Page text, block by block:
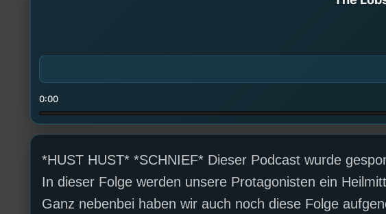
0:00
*HUST HUST* *SCHNIEF* Dieser Podcast wurde
In dieser Folge werden unsere Protagonisten ein
Ganz nebenbei haben wir auch noch diese Folge